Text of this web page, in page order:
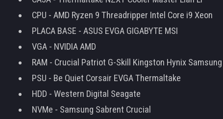
CPU - AMD Ryzen 9 Threadripper Intel Core i9 Xeon
PLACA BASE - ASUS EVGA GIGABYTE MSI
VGA - NVIDIA AMD
RAM - Crucial Patriot G-Skill Kingston Hynix Samsung
PSU - Be Quiet Corsair EVGA Thermaltake
HDD - Western Digital Seagate
NVMe - Samsung Sabrent Crucial